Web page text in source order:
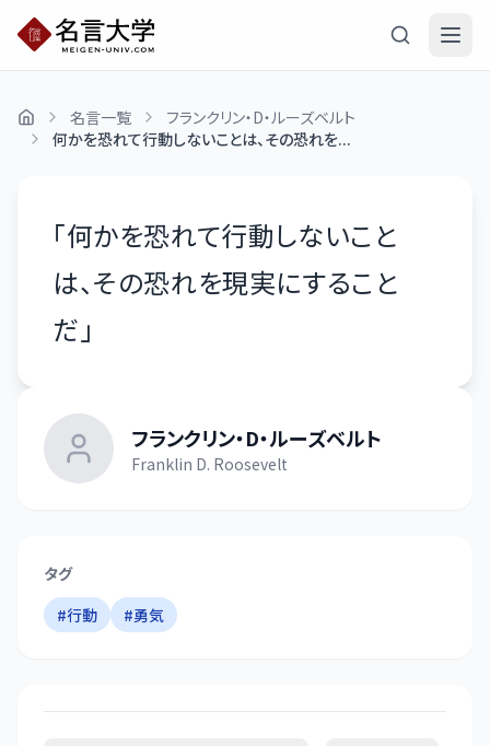
名言一覧
フランクリン・D・ルーズベルト
何かを恐れて行動しないことは、その恐れを...
「何かを恐れて行動しないこと
は、その恐れを現実にすること
だ 」
フランクリン・D・ルーズベルト
Franklin D. Roosevelt
タグ
#行動 #勇気